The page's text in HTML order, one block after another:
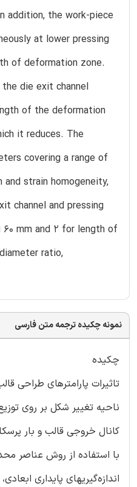
addition, the work-piece
at lower pressing
of deformation zone.
die exit channel
of the deformation
it reduces. The
covering a range of
strain homogeneity,
channel and pressing
60 mm and 2 for length of
ratio,
نمونه چکیده ترجمه متن فارسی
چکیده
تاثیرات پارامترهای طراحی
ناحیه تغییر شکل بر روی
کانال خروجی قالب و بار
با استفاده از روش عناصر
اندازه‌گیریهای پایداری